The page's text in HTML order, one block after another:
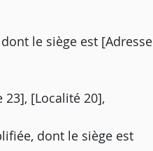
le siège est [Adresse
[Localité 20],
dont le siège est